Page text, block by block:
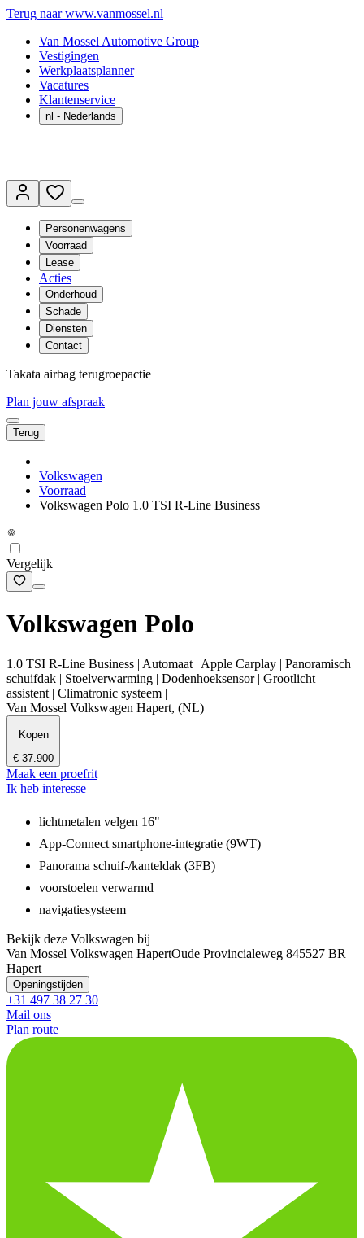
Terug naar www.vanmossel.nl
Van Mossel Automotive Group
Vestigingen
Werkplaatsplanner
Vacatures
Klantenservice
nl - Nederlands
Personenwagens
Voorraad
Lease
Acties
Onderhoud
Schade
Diensten
Contact
Takata airbag terugroepactie
Plan jouw afspraak
Terug
Volkswagen
Voorraad
Volkswagen Polo 1.0 TSI R-Line Business
Vergelijk
Volkswagen Polo
1.0 TSI R-Line Business | Automaat | Apple Carplay | Panoramisch
schuifdak | Stoelverwarming | Dodenhoeksensor | Grootlicht
assistent | Climatronic systeem |
Van Mossel Volkswagen Hapert, (NL)
Kopen
€ 37.900
Maak een proefrit
Ik heb interesse
lichtmetalen velgen 16"
App-Connect smartphone-integratie (9WT)
Panorama schuif-/kanteldak (3FB)
voorstoelen verwarmd
navigatiesysteem
Bekijk deze Volkswagen bij
Van Mossel Volkswagen HapertOude Provincialeweg 845527 BR
Hapert
Openingstijden
+31 497 38 27 30
Mail ons
Plan route